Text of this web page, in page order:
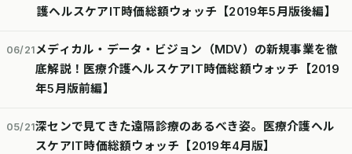
護ヘルスケアIT時価総額ウォッチ【2019年5月版後編】
06/21メディカル・データ・ビジョン（MDV）の新規事業を徹
底解説！医療介護ヘルスケアIT時価総額ウォッチ【2019
年5月版前編】
05/21深センで見てきた遠隔診療のあるべき姿。医療介護ヘル
スケアIT時価総額ウォッチ【2019年4月版】